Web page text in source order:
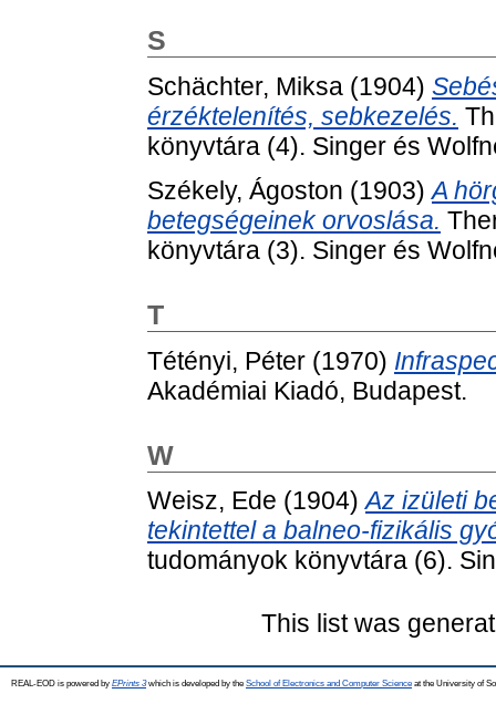
S
Schächter, Miksa (1904)
érzéktelenítés, sebkezelés.
könyvtára (4). Singer és
Székely, Ágoston (1903)A
betegségeinek orvoslása.
könyvtára (3). Singer és
T
Tétényi, Péter (1970)
Akadémiai Kiadó, Budapest.
W
Weisz, Ede (1904)Az izületi
tekintettel a balneo-fizikális
tudományok könyvtára (6).
This list was
REAL-EOD is powered by EPrints 3which is developed by the School of Electronics and Computer Science at the University of